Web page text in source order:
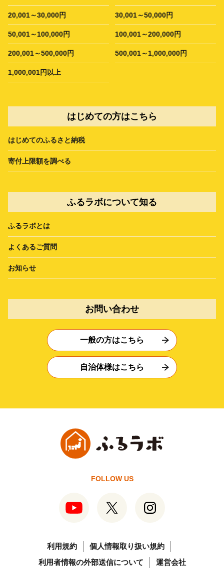
20,001～30,000円 30,001～50,000円
50,001～100,000円 100,001～200,000円
200,001～500,000円 500,001～1,000,000円
1,000,001円以上
はじめての方はこちら
はじめてのふるさと納税
寄付上限額を調べる
ふるラボについて知る
ふるラボとは
よくあるご質問
お知らせ
お問い合わせ
一般の方はこちら
自治体様はこちら
FOLLOW US
利用規約
個人情報取り扱い規約
利用者情報の外部送信について
運営会社